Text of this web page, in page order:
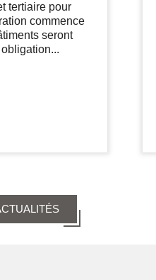
tertiaire pour
commence
seront